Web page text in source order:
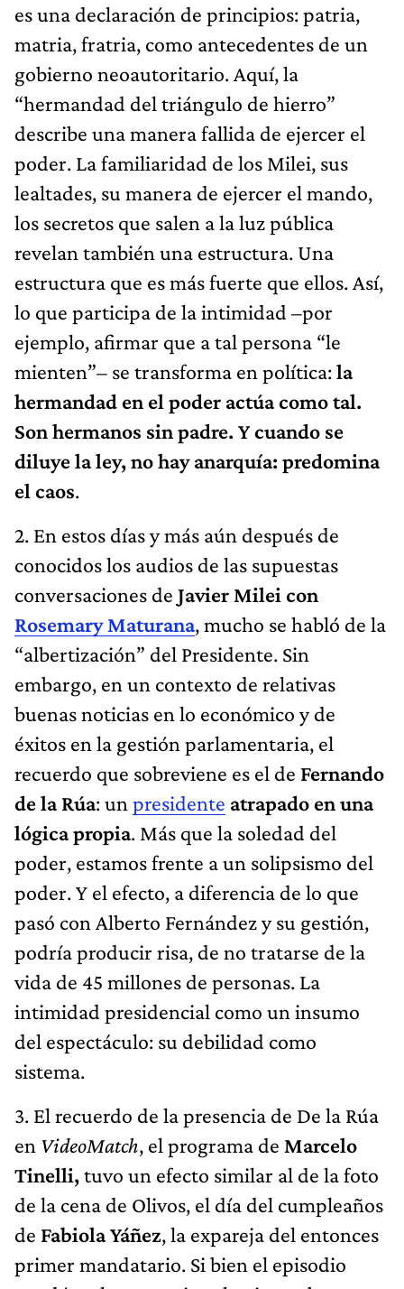
es una declaración de principios: patria,
matria, fratria, como antecedentes de un
gobierno neoautoritario. Aquí, la
“hermandad del triángulo de hierro”
describe una manera fallida de ejercer el
poder. La familiaridad de los Milei, sus
lealtades, su manera de ejercer el mando,
los secretos que salen a la luz pública
revelan también una estructura. Una
estructura que es más fuerte que ellos. Así,
lo que participa de la intimidad –por
ejemplo, afirmar que a tal persona “le
mienten”– se transforma en política:la
hermandad en el poder actúa como tal.
Son hermanos sin padre. Y cuando se
diluye la ley, no hay anarquía: predomina
el caos.
2. En estos días y más aún después de
conocidos los audios de las supuestas
conversaciones de Javier Milei con
Rosemary Maturana, mucho se habló de la
“albertización” del Presidente. Sin
embargo, en un contexto de relativas
buenas noticias en lo económico y de
éxitos en la gestión parlamentaria, el
recuerdo que sobreviene es el de Fernando
de la Rúa: un presidente atrapado en una
lógica propia. Más que la soledad del
poder, estamos frente a un solipsismo del
poder. Y el efecto, a diferencia de lo que
pasó con Alberto Fernández y su gestión,
podría producir risa, de no tratarse de la
vida de 45 millones de personas. La
intimidad presidencial como un insumo
del espectáculo: su debilidad como
sistema.
3. El recuerdo de la presencia de De la Rúa
en VideoMatch, el programa de Marcelo
Tinelli,tuvo un efecto similar al de la foto
de la cena de Olivos, el día del cumpleaños
de Fabiola Yáñez, la expareja del entonces
primer mandatario. Si bien el episodio